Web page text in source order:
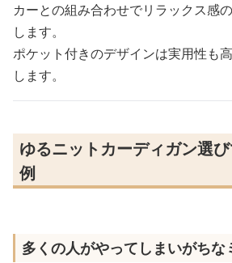
カーとの組み合わせでリラックス感
します。
ポケット付きのデザインは実用性も
します。
ゆるニットカーディガン選
例
多くの人がやってしまいがちな